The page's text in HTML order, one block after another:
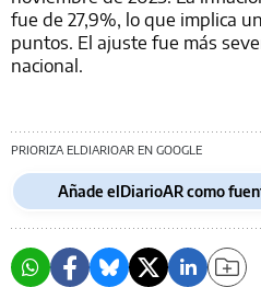
fue de 27,9%, lo que implica
puntos. El ajuste fue más
nacional.
PRIORIZA ELDIARIOAR EN GOOGLE
Añade elDiarioAR como